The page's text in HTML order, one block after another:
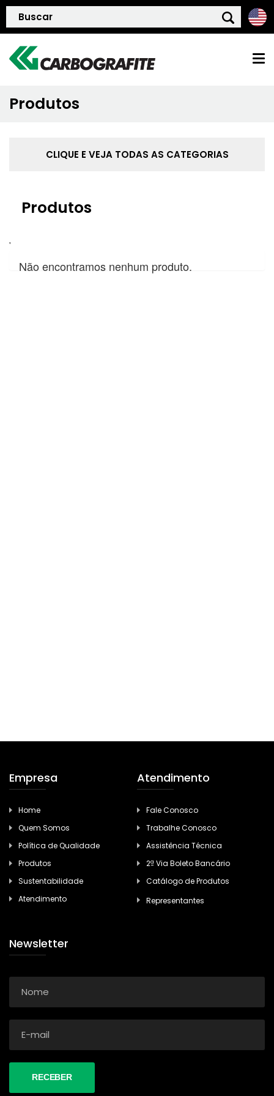
QUEM SOMOS
Produtos
CLIQUE E VEJA TODAS AS CATEGORIAS
Produtos
'
Não encontramos nenhum produto.
Empresa
Home
Quem Somos
Política de Qualidade
Produtos
Sustentabilidade
Atendimento
Atendimento
Fale Conosco
Trabalhe Conosco
Assistência Técnica
2ª Via Boleto Bancário
Catálogo de Produtos
Representantes
Newsletter